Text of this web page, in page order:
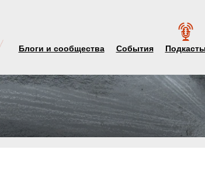
Блоги и сообщества События Подкасты